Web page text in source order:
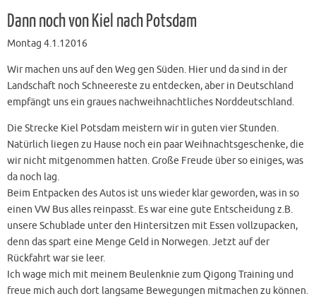
Dann noch von Kiel nach Potsdam
Montag 4.1.12016
Wir machen uns auf den Weg gen Süden. Hier und da sind in der
Landschaft noch Schneereste zu entdecken, aber in Deutschland
empfängt uns ein graues nachweihnachtliches Norddeutschland.
Die Strecke Kiel Potsdam meistern wir in guten vier Stunden.
Natürlich liegen zu Hause noch ein paar Weihnachtsgeschenke, die
wir nicht mitgenommen hatten. Große Freude über so einiges, was
da noch lag.
Beim Entpacken des Autos ist uns wieder klar geworden, was in so
einen VW Bus alles reinpasst. Es war eine gute Entscheidung z.B.
unsere Schublade unter den Hintersitzen mit Essen vollzupacken,
denn das spart eine Menge Geld in Norwegen. Jetzt auf der
Rückfahrt war sie leer.
Ich wage mich mit meinem Beulenknie zum Qigong Training und
freue mich auch dort langsame Bewegungen mitmachen zu können.